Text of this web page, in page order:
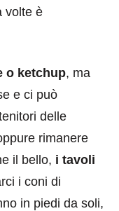
volte è
o ketchup, ma
e ci può
delle
rimanere
il bello, i tavoli
i coni di
in piedi da soli,